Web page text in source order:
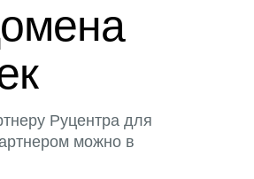
Руцентра для
можно в